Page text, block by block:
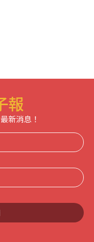
報
新消息！